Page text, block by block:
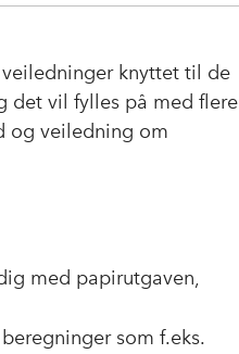
e
b
o
k
I
o
knyttet til de
det vil fylles på med flere
og veiledning om
med papirutgaven,
som f.eks.